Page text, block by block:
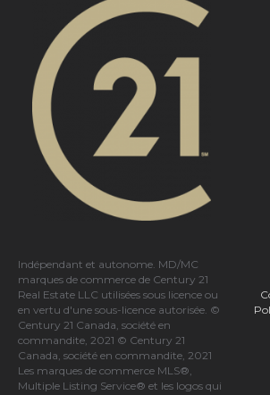
Indépendant et autonome. MD/MC
marques de commerce de Century 21
Real Estate LLC utilisées sous licence ou
en vertu d'une sous-licence autorisée. ©
Century 21 Canada, société en
commandite, 2021 © Century 21
Canada, société en commandite, 2021
Les marques de commerce MLS®,
Multiple Listing Service® et les logos qui